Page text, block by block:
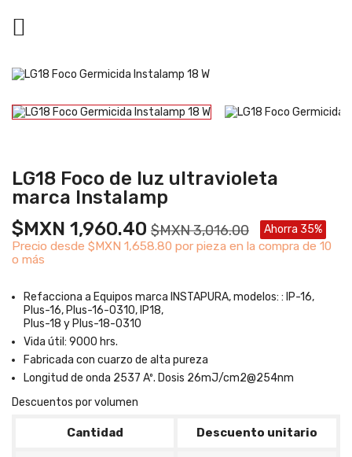

LG18 Foco de luz ultravioleta
marca Instalamp
$MXN 1,960.40 $MXN 3,016.00 Ahorra 35%
Precio desde $MXN 1,658.80 por pieza en la compra de 10
o más
Refacciona a Equipos marca INSTAPURA, modelos: : IP-16,
Plus-16, Plus-16-0310, IP18,
Plus-18 y Plus-18-0310
Vida útil: 9000 hrs.
Fabricada con cuarzo de alta pureza
Longitud de onda 2537 Aº. Dosis 26mJ/cm2@254nm
Descuentos por volumen
Cantidad Descuento unitario